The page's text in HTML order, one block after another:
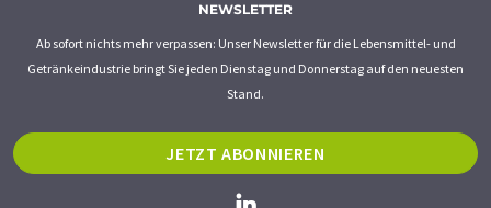
NEWSLETTER
Ab sofort nichts mehr verpassen: Unser Newsletter für die Lebensmittel- und
Getränkeindustrie bringt Sie jeden Dienstag und Donnerstag auf den neuesten
Stand.
JETZT ABONNIEREN